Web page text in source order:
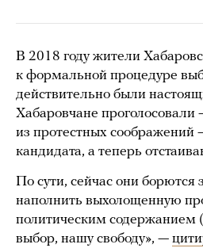
В 2018 году жители
к формальной процедуре
действительно были
Хабаровчане проголосовали
из протестных соображений
кандидата, а теперь
По сути, сейчас они борются
наполнить выхолощенную
политическим содержанием
выбор, нашу свободу», —